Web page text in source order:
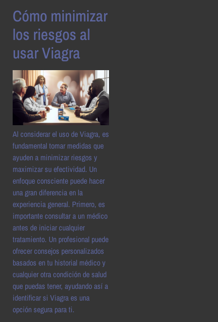
Cómo minimizar
los riesgos al
usar Viagra
Al considerar el uso de Viagra, es
fundamental tomar medidas que
ayuden a minimizar riesgos y
maximizar su efectividad. Un
enfoque consciente puede hacer
una gran diferencia en la
experiencia general. Primero, es
importante consultar a un médico
antes de iniciar cualquier
tratamiento. Un profesional puede
ofrecer consejos personalizados
basados en tu historial médico y
cualquier otra condición de salud
que puedas tener, ayudando así a
identificar si Viagra es una
opción segura para ti.